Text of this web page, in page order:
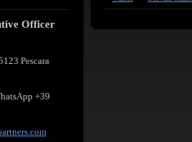
Officer
Pescara
+39
rs.com